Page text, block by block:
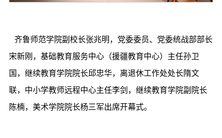
齐鲁师范学院副校长张兆明，党委委员、党委统战部部长
宋新刚，基础教育服务中心（援疆教育中心）主任孙卫
国，继续教育学院院长邱忠华，离退休工作处处长隋文
联，中小学教师远程中心主任李剑，继续教育学院副院长
陈楠，美术学院院长杨三军出席开幕式。